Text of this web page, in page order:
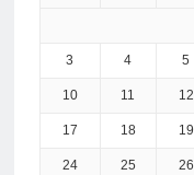
3 4 5
10 11 12
17 18 19
24 25 26